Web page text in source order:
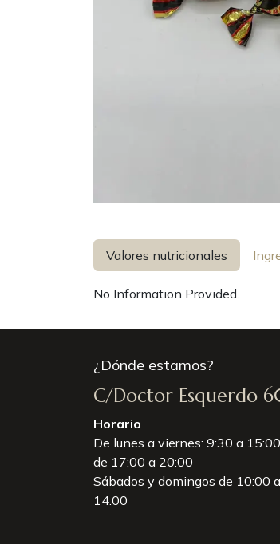
Valores nutricionales
No Information Provided.
¿Dónde estamos?
C/Doctor Esquerdo
Horario
De lunes a viernes: 9:30 a
de 17:00 a 20:00
Sábados y domingos de 10:00 a
14:00